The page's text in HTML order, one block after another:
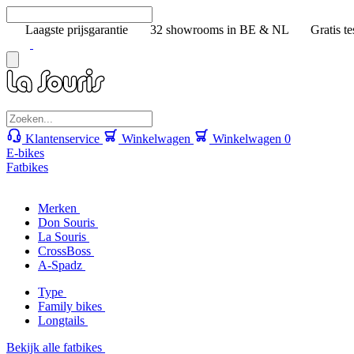
Laagste prijsgarantie 32 showrooms in BE & NL Gratis
Klantenservice Winkelwagen Winkelwagen 0
E-bikes
Fatbikes
Merken
Don Souris
La Souris
CrossBoss
A-Spadz
Type
Family bikes
Longtails
Bekijk alle fatbikes